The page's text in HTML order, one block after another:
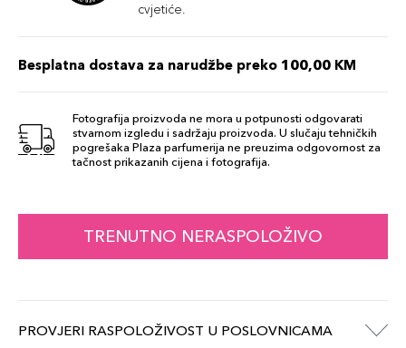
cvjetiće.
Besplatna dostava za narudžbe preko 100,00 KM
Fotografija proizvoda ne mora u potpunosti odgovarati
stvarnom izgledu i sadržaju proizvoda. U slučaju tehničkih
pogrešaka Plaza parfumerija ne preuzima odgovornost za
tačnost prikazanih cijena i fotografija.
TRENUTNO NERASPOLOŽIVO
PROVJERI RASPOLOŽIVOST U POSLOVNICAMA